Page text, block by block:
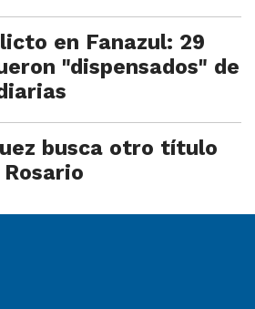
en Fanazul: 29
"dispensados" de
busca otro título